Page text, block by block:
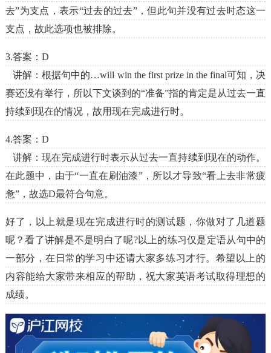
去”为支点，表示“过去的过去”，但此句并没有过去时态这一
支点，故此选项也被排除。
3.答案：D
讲解：根据句中的…will win the first prize in the final可知，决
赛还没有举行，所以下文谈到的“准备”指的肯定是从过去一直
持续到现在的情况，故用现在完成进行时。
4.答案：D
讲解：现在完成进行时表示从过去一直持续到现在的动作。
在此题中，由于“一直在刷油漆”，所以才导致“看上去非常疲
惫”，故选D最符合句意。
好了，以上就是现在完成进行时的测试题，你做对了几道题
呢？看了讲解是不是明白了呢?以上的练习仅是定语从句中的
一部分，在日常的学习中还请大家多练习才行。希望以上的
内容能给大家带来相应的帮助，祝大家英语考试取得理想的
成绩。